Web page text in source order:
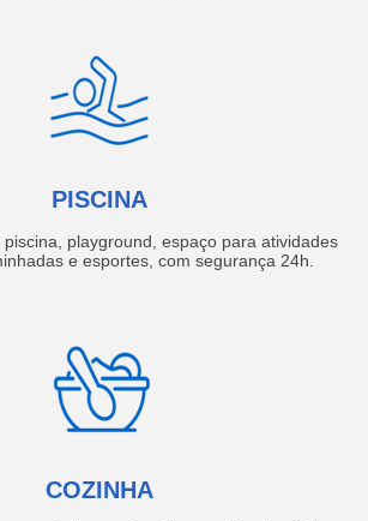
PISCINA
playground, espaço para atividades
e esportes, com segurança 24h.
COZINHA